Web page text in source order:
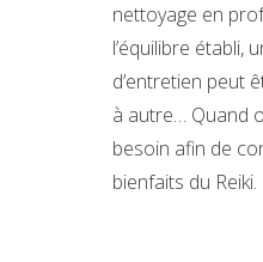
nettoyage en
l’équilibre établi,
d’entretien peut
à autre… Quand
besoin afin de
bienfaits du Reiki.